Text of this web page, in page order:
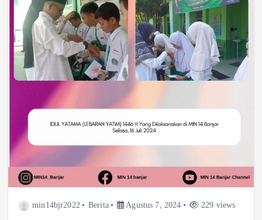
min14bjr2022 Berita Agustus 7, 2024 229 views